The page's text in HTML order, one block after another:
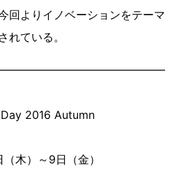
回よりイノベーションをテーマ
れている。
━━━━━━━━━━━━━━━━━
2016 Autumn
木）～9日（金）